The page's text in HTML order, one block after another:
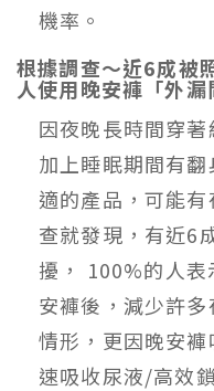
機率。
根據調查～近6成被
人使用晚安褲「外
因夜晚長時間穿著
加上睡眠期間有
適的產品，可能
查就發現，有近6
擾， 100%的人
安褲後，減少許
情形，更因晚安
速吸收尿液/高效